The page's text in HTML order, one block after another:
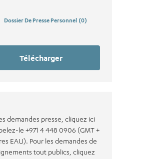
Dossier De Presse Personnel (0)
Télécharger
demandes presse, cliquez ici
le +971 4 448 0906 (GMT +
EAU). Pour les demandes de
tout publics, cliquez